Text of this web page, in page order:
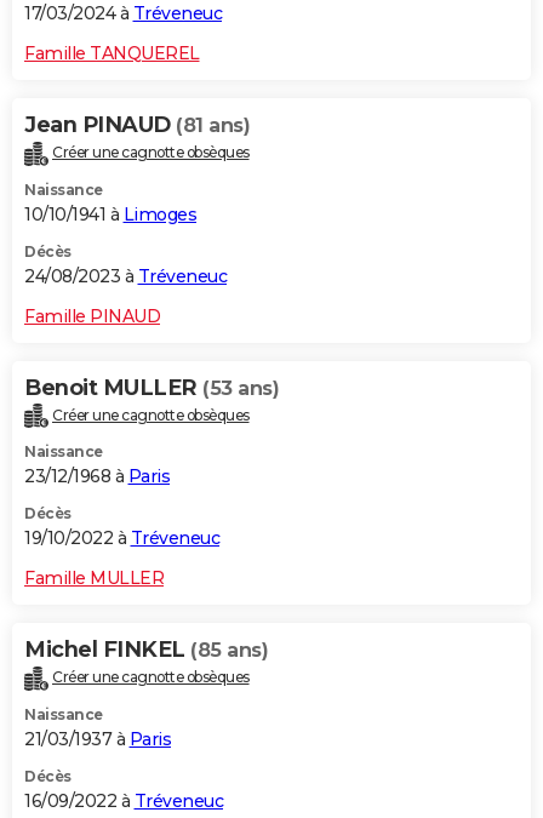
17/03/2024 à Tréveneuc
Famille TANQUEREL
Jean PINAUD (81 ans)
Créer une cagnotte obsèques
Naissance
10/10/1941 à Limoges
Décès
24/08/2023 à Tréveneuc
Famille PINAUD
Benoit MULLER (53 ans)
Créer une cagnotte obsèques
Naissance
23/12/1968 à Paris
Décès
19/10/2022 à Tréveneuc
Famille MULLER
Michel FINKEL (85 ans)
Créer une cagnotte obsèques
Naissance
21/03/1937 à Paris
Décès
16/09/2022 à Tréveneuc